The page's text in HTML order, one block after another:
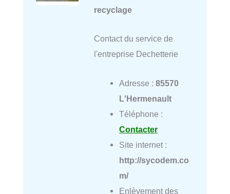
recyclage
Contact du service de
l'entreprise Dechetterie
Adresse : 85570
L'Hermenault
Téléphone :
Contacter
Site internet :
http://sycodem.co
m/
Enlèvement des